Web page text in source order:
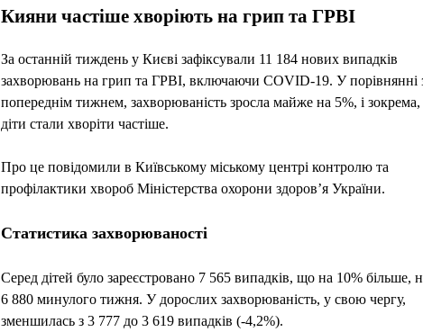
Кияни частіше хворіють на грип та ГРВІ
За останній тиждень у Києві зафіксували 11 184 нових випадків
захворювань на грип та ГРВІ, включаючи COVID-19. У порівнянні
попереднім тижнем, захворюваність зросла майже на 5%, і зокрема,
діти стали хворіти частіше.
Про це повідомили в Київському міському центрі контролю та
профілактики хвороб Міністерства охорони здоров’я України.
Статистика захворюваності
Серед дітей було зареєстровано 7 565 випадків, що на 10% більше,
6 880 минулого тижня. У дорослих захворюваність, у свою чергу,
зменшилась з 3 777 до 3 619 випадків (-4,2%).